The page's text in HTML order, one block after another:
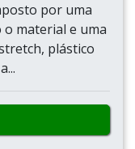
por uma
o material e uma
plástico